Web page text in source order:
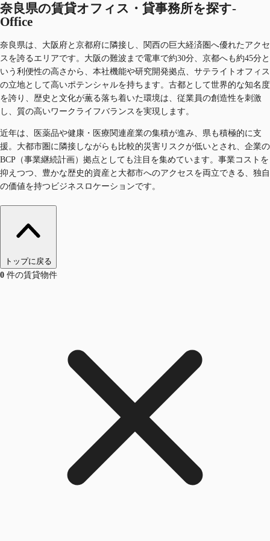
奈良県の賃貸オフィス・貸事務所を探す-
Office
奈良県は、大阪府と京都府に隣接し、関西の巨大経済圏へ優れたアクセ
スを誇るエリアです。大阪の難波まで電車で約30分、京都へも約45分と
いう利便性の高さから、本社機能や研究開発拠点、サテライトオフィス
の立地として高いポテンシャルを持ちます。古都として世界的な知名度
を誇り、歴史と文化が薫る落ち着いた環境は、従業員の創造性を刺激
し、質の高いワークライフバランスを実現します。
近年は、医薬品や健康・医療関連産業の集積が進み、県も積極的に支
援。大都市圏に隣接しながらも比較的災害リスクが低いとされ、企業の
BCP（事業継続計画）拠点としても注目を集めています。事業コストを
抑えつつ、豊かな歴史的資産と大都市へのアクセスを両立できる、独自
の価値を持つビジネスロケーションです。
トップに戻る
0 件の賃貸物件